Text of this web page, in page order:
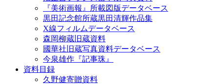
『美術画報』所載図版データベース
黒田記念館所蔵黒田清輝作品集
X線フィルムデータベース
森岡柳蔵旧蔵資料
國華社旧蔵写真資料データベース
今泉雄作『記事珠』
資料目録
久野健寄贈資料